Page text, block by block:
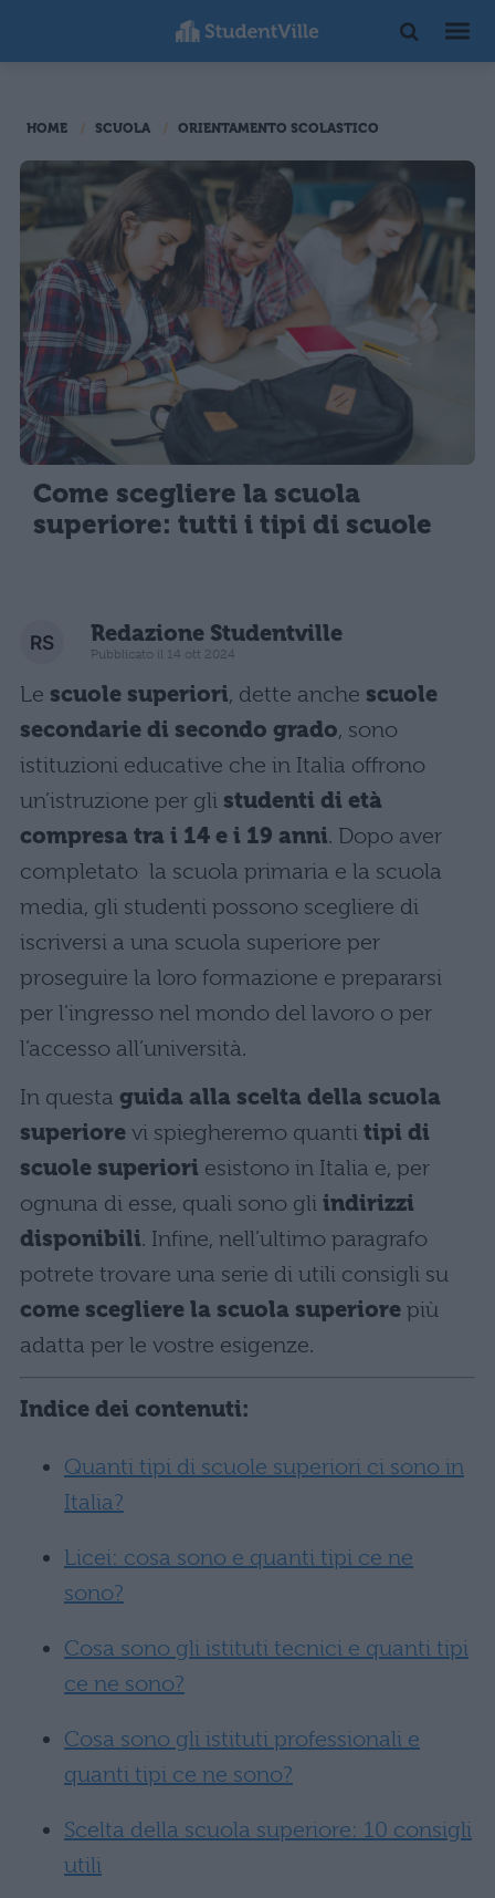
HOME SCUOLA ORIENTAMENTO SCOLASTICO
Come scegliere la scuola
superiore: tutti i tipi di scuole
Redazione Studentville
Pubblicato il 14 ott 2024
Le scuole superiori, dette anche scuole
secondarie di secondo grado, sono
istituzioni educative che in Italia offrono
un’istruzione per gli studenti di età
compresa tra i 14 e i 19 anni. Dopo aver
completato la scuola primaria e la scuola
media, gli studenti possono scegliere di
iscriversi a una scuola superiore per
proseguire la loro formazione e prepararsi
per l’ingresso nel mondo del lavoro o per
l’accesso all’università.
In questa guida alla scelta della scuola
superiore vi spiegheremo quanti tipi di
scuole superiori esistono in Italia e, per
ognuna di esse, quali sono gli indirizzi
disponibili. Infine, nell’ultimo paragrafo
potrete trovare una serie di utili consigli su
come scegliere la scuola superiore più
adatta per le vostre esigenze.
Indice dei contenuti:
Quanti tipi di scuole superiori ci sono in
Italia?
Licei: cosa sono e quanti tipi ce ne
sono?
Cosa sono gli istituti tecnici e quanti tipi
ce ne sono?
Cosa sono gli istituti professionali e
quanti tipi ce ne sono?
Scelta della scuola superiore: 10 consigli
utili